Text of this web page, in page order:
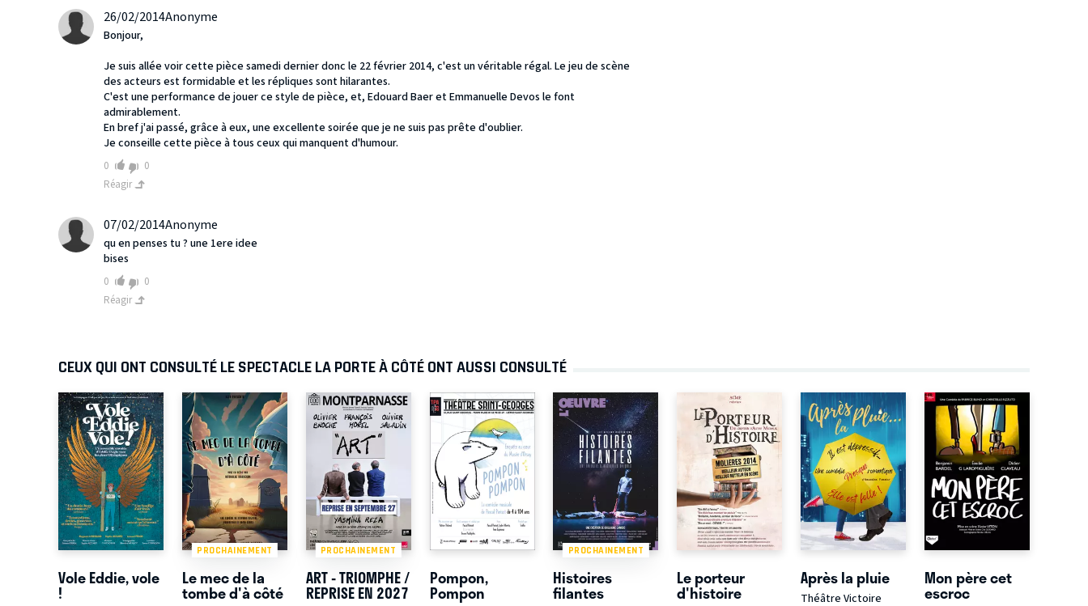
26/02/2014Anonyme
Bonjour,
Je suis allée voir cette pièce samedi dernier donc le 22 février 2014, c'est un véritable régal. Le jeu de scène
des acteurs est formidable et les répliques sont hilarantes.
C'est une performance de jouer ce style de pièce, et, Edouard Baer et Emmanuelle Devos le font
admirablement.
En bref j'ai passé, grâce à eux, une excellente soirée que je ne suis pas prête d'oublier.
Je conseille cette pièce à tous ceux qui manquent d'humour.
0
0
Réagir
07/02/2014Anonyme
qu en penses tu ? une 1ere idee
bises
0
0
Réagir
CEUX QUI ONT CONSULTÉ LE SPECTACLE LA PORTE À CÔTÉ ONT AUSSI CONSULTÉ
Vole Eddie, vole
!
PROCHAINEMENT
Le mec de la
tombe d'à côté
PROCHAINEMENT
ART - TRIOMPHE /
REPRISE EN 2027
Pompon,
Pompon
PROCHAINEMENT
Histoires
filantes
Le porteur
d'histoire
Après la pluie
Théâtre Victoire
Mon père cet
escroc